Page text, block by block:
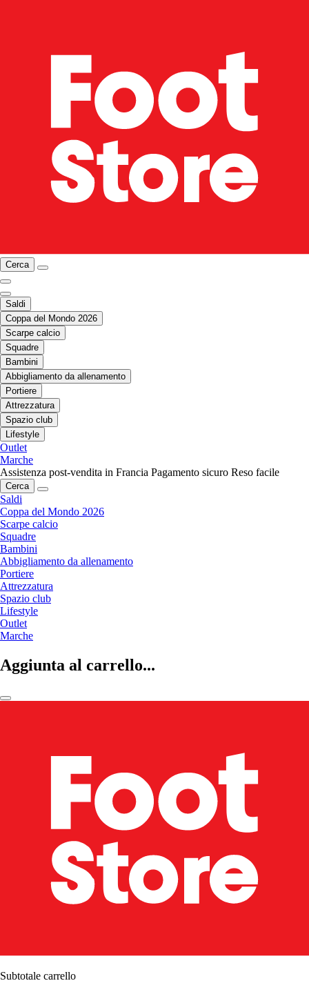
Cerca
Saldi
Coppa del Mondo 2026
Scarpe calcio
Squadre
Bambini
Abbigliamento da allenamento
Portiere
Attrezzatura
Spazio club
Lifestyle
Outlet
Marche
Assistenza post-vendita in Francia Pagamento sicuro Reso facile
Cerca
Saldi
Coppa del Mondo 2026
Scarpe calcio
Squadre
Bambini
Abbigliamento da allenamento
Portiere
Attrezzatura
Spazio club
Lifestyle
Outlet
Marche
Aggiunta al carrello...
Subtotale carrello